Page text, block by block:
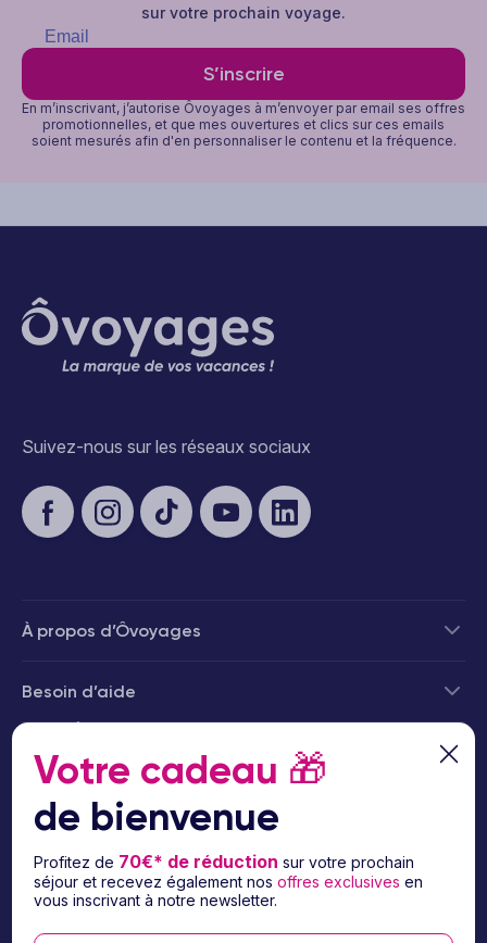
sur votre prochain voyage.
S’inscrire
En m’inscrivant, j’autorise Ôvoyages à m’envoyer par email ses offres
promotionnelles, et que mes ouvertures et clics sur ces emails
soient mesurés afin d'en personnaliser le contenu et la fréquence.
Suivez-nous sur les réseaux sociaux
À propos d’Ôvoyages
Besoin d’aide
Paiement sécurisé
Votre cadeau 🎁
de bienvenue
Profitez de 70€* de réduction sur votre prochain
séjour et recevez également nosoffres exclusives en
vous inscrivant à notre newsletter.